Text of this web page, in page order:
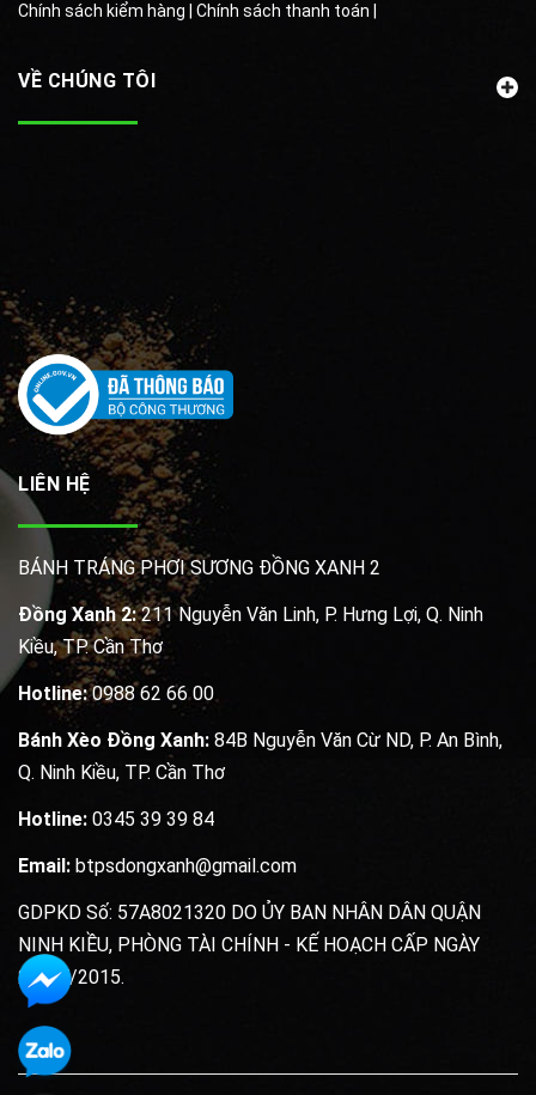
Chính sách kiểm hàng | Chính sách thanh toán |
VỀ CHÚNG TÔI
LIÊN HỆ
BÁNH TRÁNG PHƠI SƯƠNG ĐỒNG XANH 2
Đồng Xanh 2:211 Nguyễn Văn Linh, P. Hưng Lợi, Q. Ninh
Kiều, TP. Cần Thơ
Hotline:0988 62 66 00
Bánh Xèo Đồng Xanh: 84B Nguyễn Văn Cừ ND, P. An Bình,
Q. Ninh Kiều, TP. Cần Thơ
Hotline: 0345 39 39 84
Email: btpsdongxanh@gmail.com
GDPKD Số: 57A8021320 DO ỦY BAN NHÂN DÂN QUẬN
NINH KIỀU, PHÒNG TÀI CHÍNH - KẾ HOẠCH CẤP NGÀY
20/07/2015.